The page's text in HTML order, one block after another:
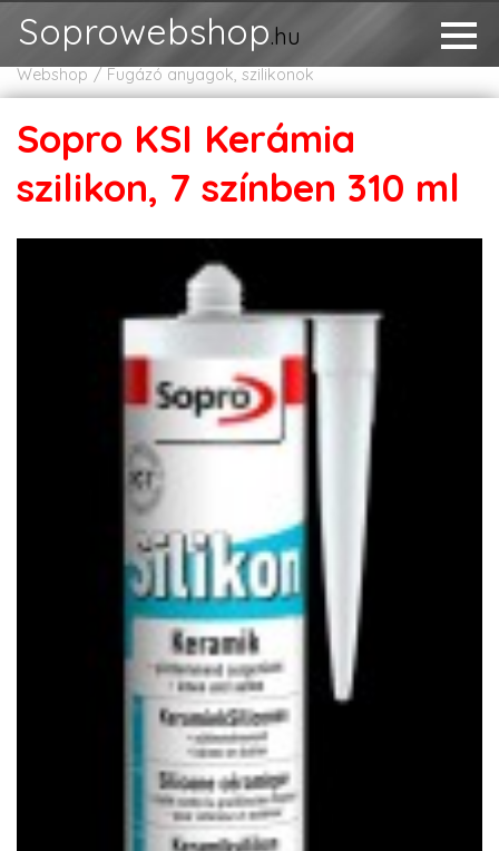
Soprowebshop.hu
Webshop Fugázó anyagok, szilikonok
Sopro KSI Kerámia
szilikon, 7 színben 310 ml